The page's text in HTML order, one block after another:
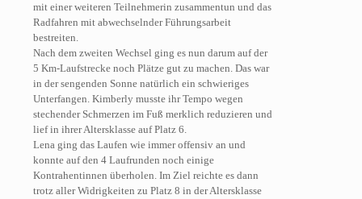
mit einer weiteren Teilnehmerin zusammentun und das
Radfahren mit abwechselnder Führungsarbeit
bestreiten.
Nach dem zweiten Wechsel ging es nun darum auf der
5 Km-Laufstrecke noch Plätze gut zu machen. Das war
in der sengenden Sonne natürlich ein schwieriges
Unterfangen. Kimberly musste ihr Tempo wegen
stechender Schmerzen im Fuß merklich reduzieren und
lief in ihrer Altersklasse auf Platz 6.
Lena ging das Laufen wie immer offensiv an und
konnte auf den 4 Laufrunden noch einige
Kontrahentinnen überholen. Im Ziel reichte es dann
trotz aller Widrigkeiten zu Platz 8 in der Altersklasse